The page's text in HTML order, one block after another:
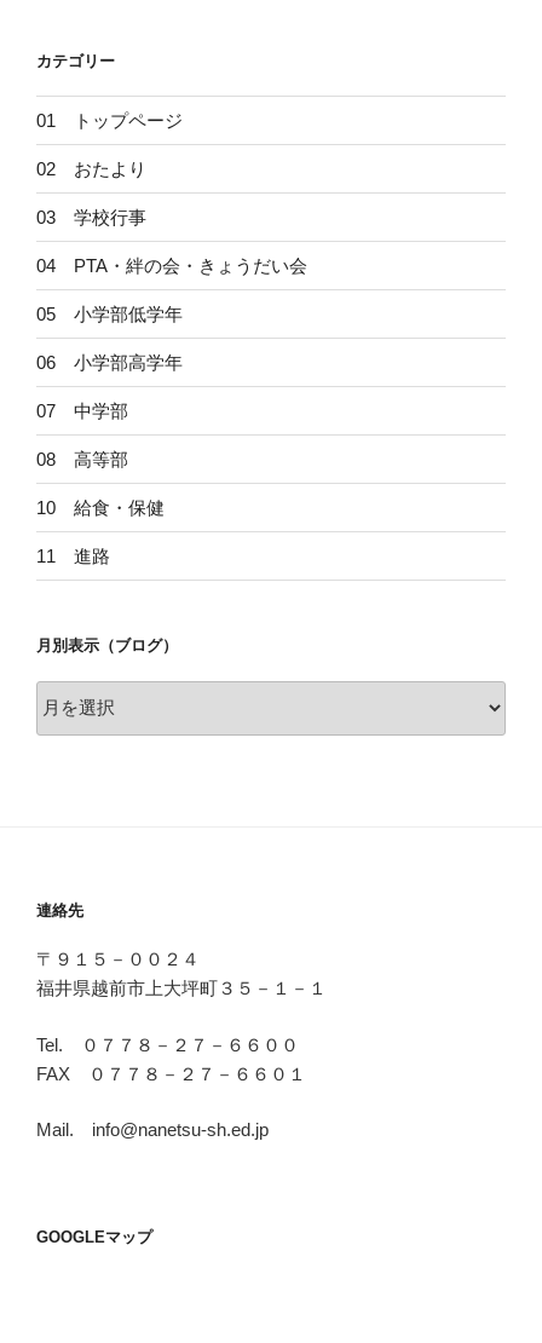
カテゴリー
01 トップページ
02 おたより
03 学校行事
04 PTA・絆の会・きょうだい会
05 小学部低学年
06 小学部高学年
07 中学部
08 高等部
10 給食・保健
11 進路
月別表示（ブログ）
別
連絡先
〒９１５－００２４
福井県越前市上大坪町３５－１－１
Tel. ０７７８－２７－６６００
FAX ０７７８－２７－６６０１
Mail. info@nanetsu-sh.ed.jp
GOOGLEマップ